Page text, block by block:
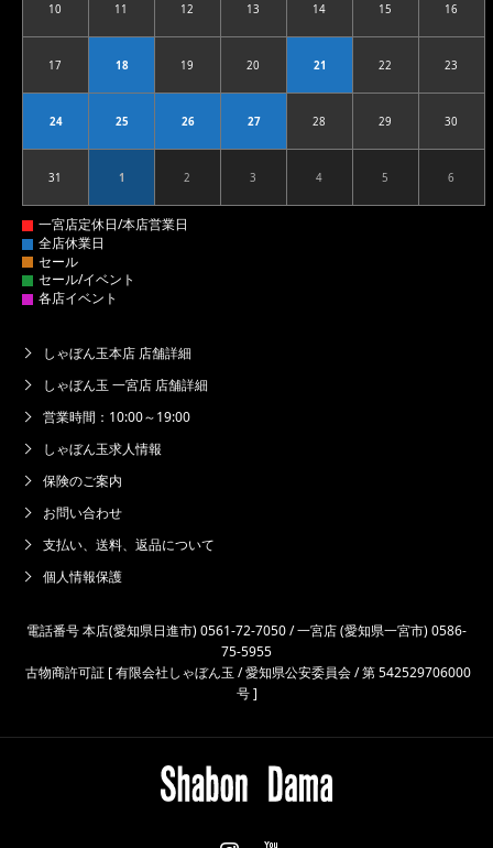
102026.08.10 112026.08.11 122026.08.12 132026.08.13 142026.08.14 152026.08.15 16
172026.08.17 182026.08.18 192026.08.19 202026.08.20 212026.08.21 222026.08.22 23
242026.08.24 252026.08.25 262026.08.26 272026.08.27 282026.08.28 292026.08.29 30
312026.08.31 12026.09.01 22026.09.02 32026.09.03 42026.09.04 52026.09.05 6
しゃぼん玉本店 店舗詳細
しゃぼん玉 一宮店 店舗詳細
営業時間：10:00～19:00
しゃぼん玉求人情報
保険のご案内
お問い合わせ
支払い、送料、返品について
個人情報保護
電話番号 本店(愛知県日進市) 0561-72-7050 / 一宮店 (愛知県一宮市) 0586-
75-5955
古物商許可証 [ 有限会社しゃぼん玉 / 愛知県公安委員会 / 第 542529706000
号 ]